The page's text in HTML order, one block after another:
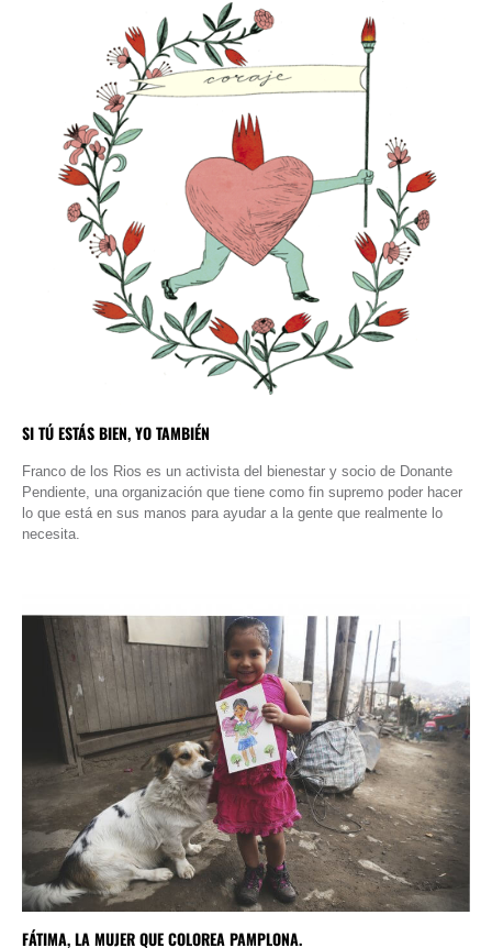
SI TÚ ESTÁS BIEN, YO TAMBIÉN
Franco de los Rios es un activista del bienestar y socio de Donante
Pendiente, una organización que tiene como fin supremo poder hacer
lo que está en sus manos para ayudar a la gente que realmente lo
necesita.
FÁTIMA, LA MUJER QUE COLOREA PAMPLONA.